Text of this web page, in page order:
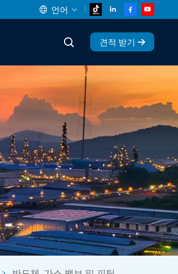
언어
English
中文
español
Deutsch
العربية
русский
français
português
견적 받기